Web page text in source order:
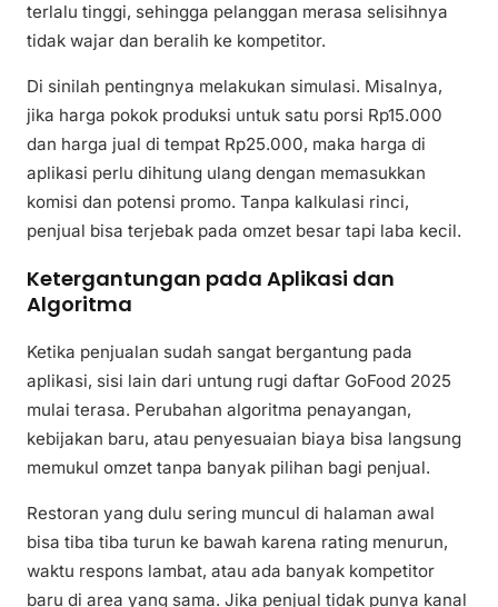
terlalu tinggi, sehingga pelanggan merasa selisihnya
tidak wajar dan beralih ke kompetitor.
Di sinilah pentingnya melakukan simulasi. Misalnya,
jika harga pokok produksi untuk satu porsi Rp15.000
dan harga jual di tempat Rp25.000, maka harga di
aplikasi perlu dihitung ulang dengan memasukkan
komisi dan potensi promo. Tanpa kalkulasi rinci,
penjual bisa terjebak pada omzet besar tapi laba kecil.
Ketergantungan pada Aplikasi dan
Algoritma
Ketika penjualan sudah sangat bergantung pada
aplikasi, sisi lain dari untung rugi daftar GoFood 2025
mulai terasa. Perubahan algoritma penayangan,
kebijakan baru, atau penyesuaian biaya bisa langsung
memukul omzet tanpa banyak pilihan bagi penjual.
Restoran yang dulu sering muncul di halaman awal
bisa tiba tiba turun ke bawah karena rating menurun,
waktu respons lambat, atau ada banyak kompetitor
baru di area yang sama. Jika penjual tidak punya kanal